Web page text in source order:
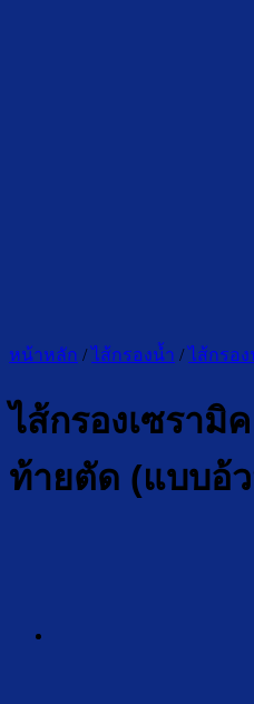
หน้าหลัก / ไส้กรองน้ำ / ไส้กรอง
ไส้กรองเซรามิ
ท้ายตัด (แบบอ้